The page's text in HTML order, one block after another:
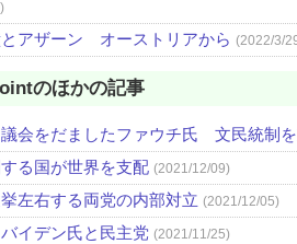
アザーン オーストリアから (2022/3/
のほかの記事
会をだましたファウチ氏 文民統制
る国が世界を支配 (2021/12/09)
左右する両党の内部対立 (2021/12/05)
イデン氏と民主党 (2021/11/25)